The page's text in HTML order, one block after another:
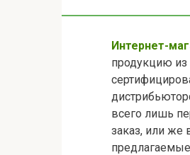
Интернет-
продукцию
всего лишь
заказ, или же